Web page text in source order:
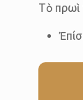
Τὸ πρωὶ